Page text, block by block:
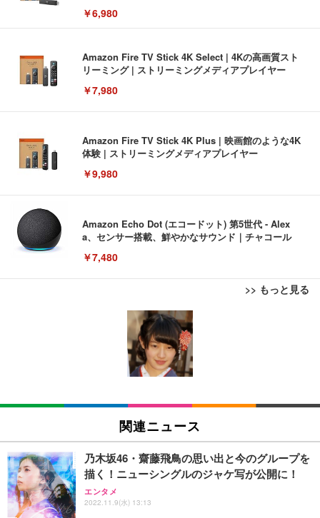
￥6,980
Amazon Fire TV Stick 4K Select | 4Kの高画質スト
リーミング | ストリーミングメディアプレイヤー
￥7,980
Amazon Fire TV Stick 4K Plus | 映画館のような4K
体験 | ストリーミングメディアプレイヤー
￥9,980
Amazon Echo Dot (エコードット) 第5世代 - Alex
a、センサー搭載、鮮やかなサウンド｜チャコール
￥7,480
>> もっと見る
[EdoErgo] オフィスチェア 椅子 テレワーク 疲れな
い 跳ね上げ式アームレスト コンパクト 約105度ロッ
キング pc 事務椅子 360度回転 座面昇降 強化ナイロ
ン樹脂ベース 通気性メッシュ 在宅ワーク H-WY01
(黒網+黒枠+黒足)
SIHOO B100 オフィスチェア／デスクチェア メッシ
ュチェア 人間工学 疲れない ブラック
￥27,999
Sezlife オフィスチェア デスクチェア 疲れない テレ
ワーク チェア 強化バックレスト 30度ロッキング機
能 人間工学 椅子 腰サポート 90度跳ね上げ式アーム
EIZO ビジネス向けプレミアムモニター | FlexScan
EV3240X-WT | 31.5型4K UHD・USB Type-C・ホワ
￥105,595
EIZO ビジネス向けプレミアムモニター | FlexScan
￥109,572
【純正品】27"ゲーミングモニター DualSense 充電
フック付き（CFI-ZDM1J）
Amazonベーシック ペットシーツ 薄型 レギュラー 1
回使い捨て 無香料 ホワイト 300枚
Amazonベーシック ペットシーツ 厚型 ワイド 42枚
x2袋(84枚) ホワイト(吸収面:ライトブルー)
￥3,234
ネオ・ルーライフ ネオ・オムツ L 中型犬用 26枚入
り 単品
関連ニュース
乃木坂46・齋藤飛鳥の思い出と今のグループを
描く！ニューシングルのジャケ写が公開に！
エンタメ
2022.11.9(水) 13:13